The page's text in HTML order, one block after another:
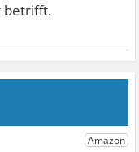
betrifft.